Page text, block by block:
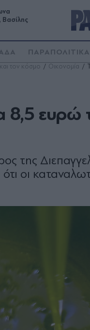
ΠΑΡΑΠΟΛΙΤΙΚΑ
τον κόσμο Οικονομία
8,5
της
οι